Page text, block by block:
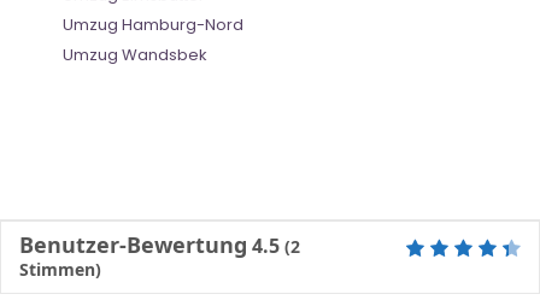
Umzug Hamburg-Nord
Umzug Wandsbek
Benutzer-Bewertung 4.5 (2
Stimmen)